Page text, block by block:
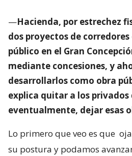
—Hacienda, por estrechez
dos proyectos de
público en el Gran
mediante concesiones, y
desarrollarlos como obra
explica quitar a los privados
eventualmente, dejar esas
Lo primero que veo es que
su postura y podamos